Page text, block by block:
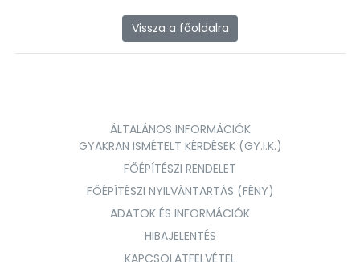
Vissza a főoldalra
ÁLTALÁNOS INFORMÁCIÓK
GYAKRAN ISMÉTELT KÉRDÉSEK (GY.I.K.)
FŐÉPÍTÉSZI RENDELET
FŐÉPÍTÉSZI NYILVÁNTARTÁS (FÉNY)
ADATOK ÉS INFORMÁCIÓK
HIBAJELENTÉS
KAPCSOLATFELVÉTEL